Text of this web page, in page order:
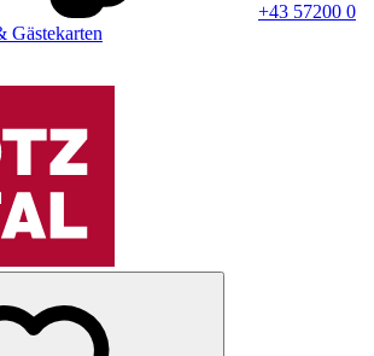
+43 57200 0
Gästekarten